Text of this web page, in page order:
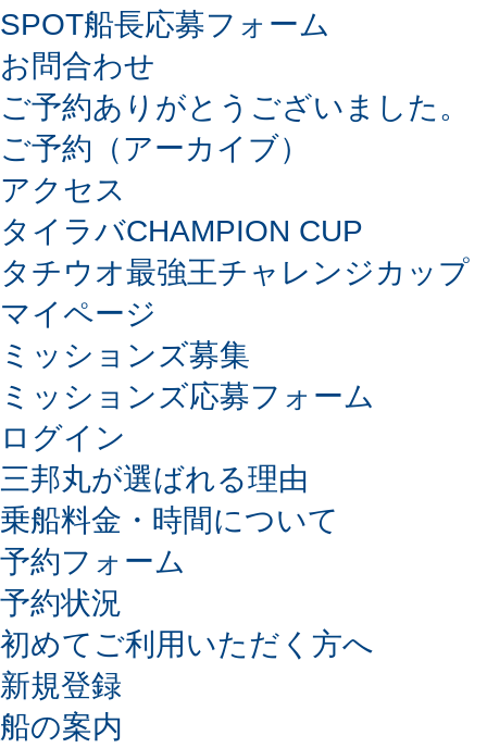
SPOT船長応募フォーム
お問合わせ
ご予約ありがとうございました。
ご予約（アーカイブ）
アクセス
タイラバCHAMPION CUP
タチウオ最強王チャレンジカップ
マイページ
ミッションズ募集
ミッションズ応募フォーム
ログイン
三邦丸が選ばれる理由
乗船料金・時間について
予約フォーム
予約状況
初めてご利用いただく方へ
新規登録
船の案内